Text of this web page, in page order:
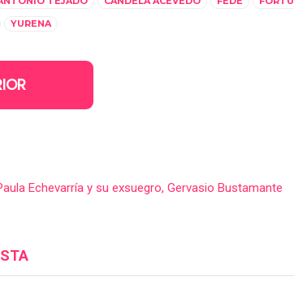
YURENA
Echevarría y su exsuegro, Gervasio Bustamante